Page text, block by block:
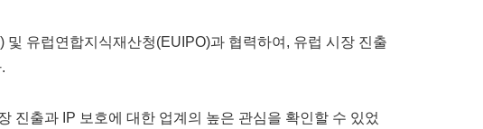
유럽연합지식재산청(EUIPO)과 협력하여, 유럽 시장 진출
진출과 IP 보호에 대한 업계의 높은 관심을 확인할 수 있었